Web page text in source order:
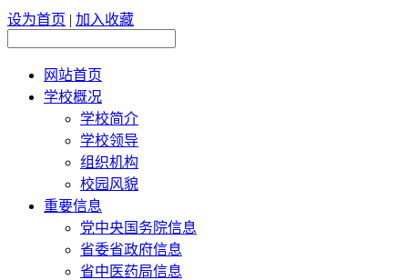
设为首页 | 加入收藏
网站首页
学校概况
学校简介
学校领导
组织机构
校园风貌
重要信息
党中央国务院信息
省委省政府信息
省中医药局信息